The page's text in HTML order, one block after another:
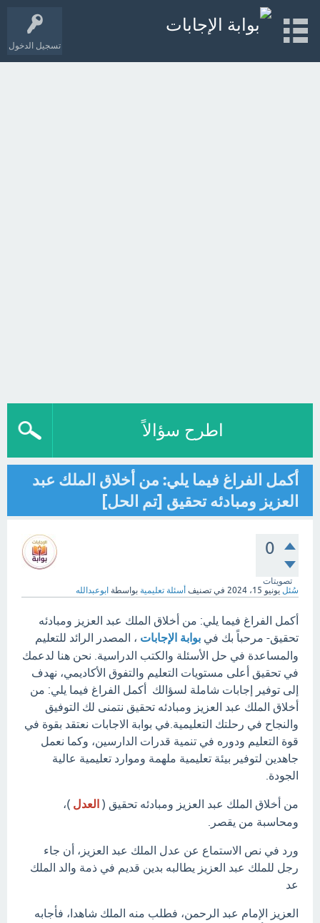
تسجيل الدخول
اطرح سؤالاً
أكمل الفراغ فيما يلي: من أخلاق الملك عبد
العزيز ومبادئه تحقيق [تم الحل]
0
تصويتات
سُئل يونيو 15، 2024 في تصنيف أسئلة تعليمية بواسطة ابوعبدالله
أكمل الفراغ فيما يلي: من أخلاق الملك عبد العزيز ومبادئه
تحقيق- مرحباً بك في بوابة الإجابات ، المصدر الرائد للتعليم
والمساعدة في حل الأسئلة والكتب الدراسية. نحن هنا لدعمك
في تحقيق أعلى مستويات التعليم والتفوق الأكاديمي، نهدف
إلى توفير إجابات شاملة لسؤالك أكمل الفراغ فيما يلي: من
أخلاق الملك عبد العزيز ومبادئه تحقيق نتمنى لك التوفيق
والنجاح في رحلتك التعليمية.في بوابة الاجابات نعتقد بقوة في
قوة التعليم ودوره في تنمية قدرات الدارسين، وكما نعمل
جاهدين لتوفير بيئة تعليمية ملهمة وموارد تعليمية عالية
الجودة.
من أخلاق الملك عبد العزيز ومبادئه تحقيق ( العدل )،
ومحاسبة من يقصر.
ورد في نص الاستماع عن عدل الملك عبد العزيز، أن جاء
رجل للملك عبد العزيز يطالبه بدين قديم في ذمة والد الملك
عد
العزيز الإمام عبد الرحمن، فطلب منه الملك شاهدا، فأجابه